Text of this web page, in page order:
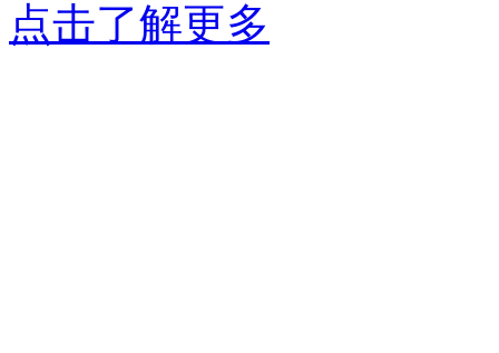
点击了解更多